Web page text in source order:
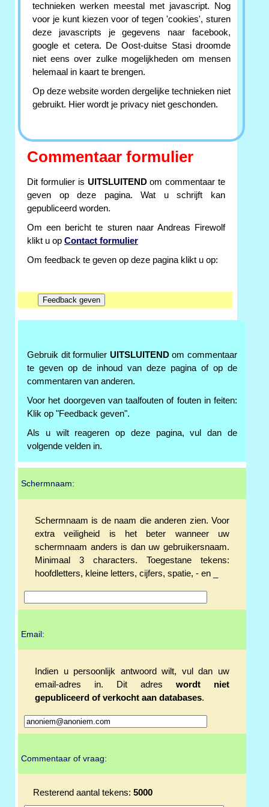
technieken werken meestal met javascript. Nog
voor je kunt kiezen voor of tegen 'cookies', sturen
deze javascripts je gegevens naar facebook,
google et cetera. De Oost-duitse Stasi droomde
niet eens over zulke mogelijkheden om mensen
helemaal in kaart te brengen.
Op deze website worden dergelijke technieken niet
gebruikt. Hier wordt je privacy niet geschonden.
Commentaar formulier
Dit formulier is UITSLUITENDom commentaar te
geven op deze pagina. Wat u schrijft kan
gepubliceerd worden.
Om een bericht te sturen naar Andreas Firewolf
klikt u op Contact formulier
Om feedback te geven op deze pagina klikt u op:
Gebruik dit formulier UITSLUITENDom commentaar
te geven op de inhoud van deze pagina of op de
commentaren van anderen.
Voor het doorgeven van taalfouten of fouten in feiten:
Klik op "Feedback geven".
Als u wilt reageren op deze pagina, vul dan de
volgende velden in.
Schermnaam:
Schermnaam is de naam die anderen zien. Voor
extra veiligheid is het beter wanneer uw
schermnaam anders is dan uw gebruikersnaam.
Minimaal 3 characters. Toegestane tekens:
hoofdletters, kleine letters, cijfers, spatie, - en _
Email:
Indien u persoonlijk antwoord wilt, vul dan uw
email-adres in. Dit adres wordt niet
gepubliceerd of verkocht aan databases.
Commentaar of vraag:
Resterend aantal tekens: 5000